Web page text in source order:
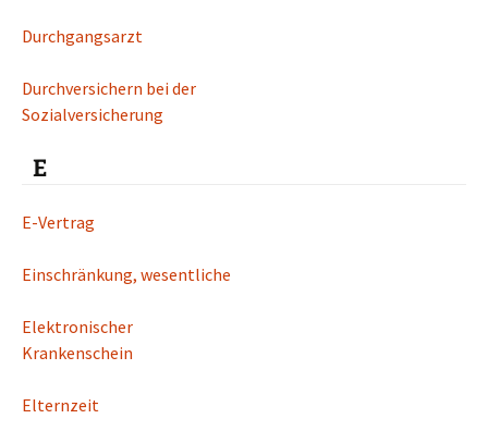
Durchgangsarzt
Durchversichern bei der
Sozialversicherung
E
E-Vertrag
Einschränkung, wesentliche
Elektronischer
Krankenschein
Elternzeit